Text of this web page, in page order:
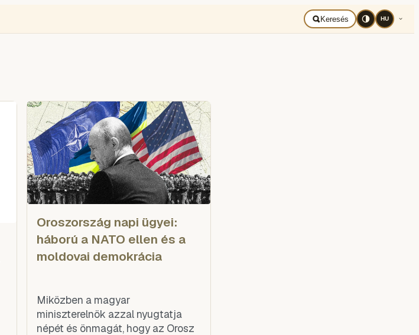
Keresés HU
Oroszország napi ügyei:
háború a NATO ellen és a
moldovai demokrácia
Miközben a magyar
miniszterelnök azzal nyugtatja
népét és önmagát, hogy az Orosz